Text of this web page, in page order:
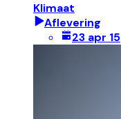
Klimaat
Aflevering
23 apr 15